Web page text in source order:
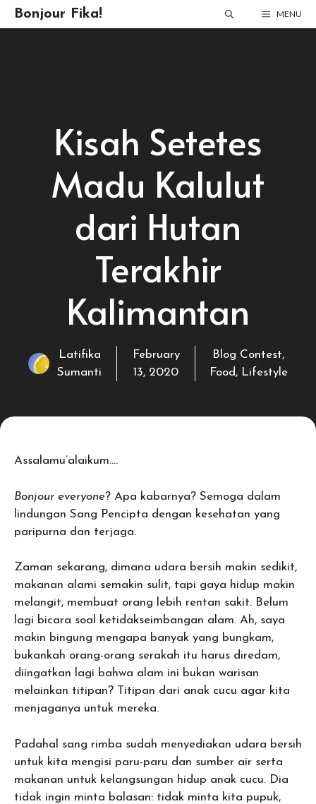
Skip
to
Bonjour Fika! MENU
Kisah Setetes
Madu Kalulut
dari Hutan
Terakhir
Kalimantan
Latifika
Sumanti
February
13, 2020
Blog Contest,
Food, Lifestyle
Assalamu’alaikum….
Bonjour everyone? Apa kabarnya? Semoga dalam
lindungan Sang Pencipta dengan kesehatan yang
paripurna dan terjaga.
Zaman sekarang, dimana udara bersih makin sedikit,
makanan alami semakin sulit, tapi gaya hidup makin
melangit, membuat orang lebih rentan sakit. Belum
lagi bicara soal ketidakseimbangan alam. Ah, saya
makin bingung mengapa banyak yang bungkam,
bukankah orang-orang serakah itu harus diredam,
diingatkan lagi bahwa alam ini bukan warisan
melainkan titipan? Titipan dari anak cucu agar kita
menjaganya untuk mereka.
Padahal sang rimba sudah menyediakan udara bersih
untuk kita mengisi paru-paru dan sumber air serta
makanan untuk kelangsungan hidup anak cucu. Dia
tidak ingin minta balasan: tidak minta kita pupuk,